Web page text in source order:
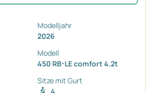
Modelljahr
2026
Modell
450 RB-LE comfort 4.2t
Sitze mit Gurt
4